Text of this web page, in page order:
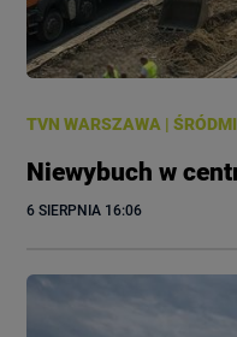
TVN WARSZAWA |
Niewybuch w
6 SIERPNIA 16:06